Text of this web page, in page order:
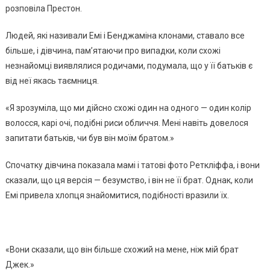
розповіла Престон.
Людей, які називали Емі і Бенджаміна клонами, ставало все
більше, і дівчина, пам’ятаючи про випадки, коли схожі
незнайомці виявлялися родичами, подумала, що у її батьків є
від неї якась таємниця.
«Я зрозуміла, що ми дійсно схожі один на одного — один колір
волосся, карі очі, подібні риси обличчя. Мені навіть довелося
запитати батьків, чи був він моїм братом.»
Спочатку дівчина показала мамі і татові фото Реткліффа, і вони
сказали, що ця версія — безумство, і він не її брат. Однак, коли
Емі привела хлопця знайомитися, подібності вразили їх.
«Вони сказали, що він більше схожий на мене, ніж мій брат
Джек.»